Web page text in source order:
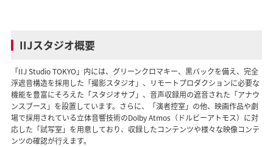
IIJスタジオ概要
「IIJ Studio TOKYO」内には、グリーンクロマキー、黒バックを備え、完全
浮遮音構造を採用した「撮影スタジオ」、リモートプロダクションに必要な
機能を豊富にそろえた「スタジオサブ」、音声収録用の遮音された「アナウ
ンスブース」を設置しています。さらに、「演者控室」の他、映画作品や劇
場で採用されている立体音響技術のDolby Atmos（ドルビーアトモス）に対
応した「試写室」を用意しており、収録したコンテンツや様々な映像コンテ
ンツの確認が行えます。